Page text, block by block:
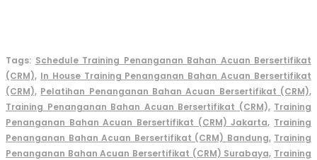
Tags: Schedule Training Penanganan Bahan Acuan Bersertifikat
(CRM), In House Training Penanganan Bahan Acuan Bersertifikat
(CRM), Pelatihan Penanganan Bahan Acuan Bersertifikat (CRM),
Training Penanganan Bahan Acuan Bersertifikat (CRM), Training
Penanganan Bahan Acuan Bersertifikat (CRM) Jakarta, Training
Penanganan Bahan Acuan Bersertifikat (CRM) Bandung, Training
Penanganan Bahan Acuan Bersertifikat (CRM) Surabaya, Training